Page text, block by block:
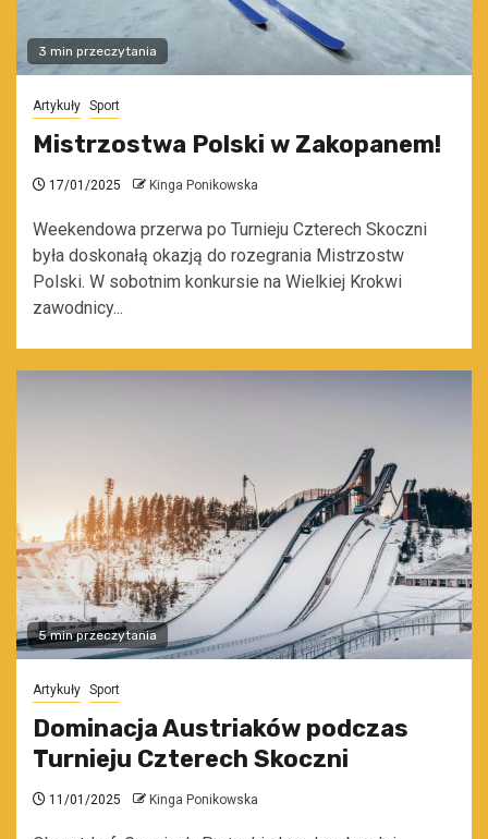
3 min przeczytania
Artykuły Sport
Mistrzostwa Polski w Zakopanem!
17/01/2025 Kinga Ponikowska
Weekendowa przerwa po Turnieju Czterech Skoczni
była doskonałą okazją do rozegrania Mistrzostw
Polski. W sobotnim konkursie na Wielkiej Krokwi
zawodnicy...
5 min przeczytania
Artykuły Sport
Dominacja Austriaków podczas
Turnieju Czterech Skoczni
11/01/2025 Kinga Ponikowska